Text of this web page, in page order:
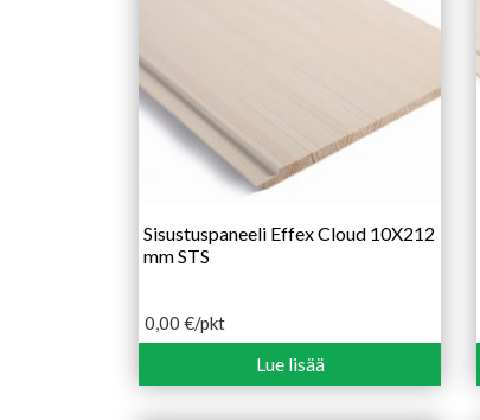
Sisustuspaneeli Effex Cloud 10X212
mm STS
0,00 €/pkt
Lue lisää